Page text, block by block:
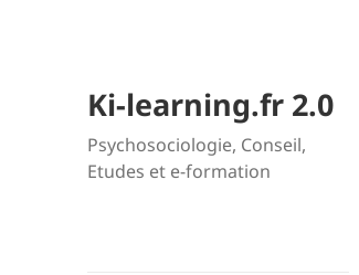
Ki-learning.fr 2.0
Psychosociologie, Conseil,
Etudes et e-formation